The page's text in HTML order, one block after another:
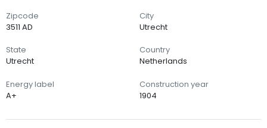
Zipcode
3511 AD
City
Utrecht
State
Utrecht
Country
Netherlands
Energy label
A+
Construction year
1904